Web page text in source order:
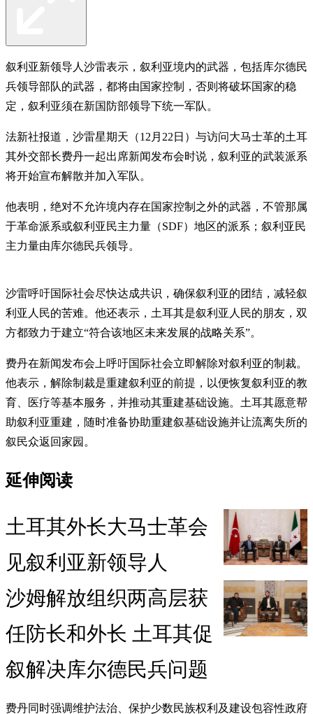
叙利亚新领导人沙雷表示，叙利亚境内的武器，包括库尔德民
兵领导部队的武器，都将由国家控制，否则将破坏国家的稳
定，叙利亚须在新国防部领导下统一军队。
法新社报道，沙雷星期天（12月22日）与访问大马士革的土耳
其外交部长费丹一起出席新闻发布会时说，叙利亚的武装派系
将开始宣布解散并加入军队。
他表明，绝对不允许境内存在国家控制之外的武器，不管那属
于革命派系或叙利亚民主力量（SDF）地区的派系；叙利亚民
主力量由库尔德民兵领导。
沙雷呼吁国际社会尽快达成共识，确保叙利亚的团结，减轻叙
利亚人民的苦难。他还表示，土耳其是叙利亚人民的朋友，双
方都致力于建立“符合该地区未来发展的战略关系”。
费丹在新闻发布会上呼吁国际社会立即解除对叙利亚的制裁。
他表示，解除制裁是重建叙利亚的前提，以便恢复叙利亚的教
育、医疗等基本服务，并推动其重建基础设施。土耳其愿意帮
助叙利亚重建，随时准备协助重建叙基础设施并让流离失所的
叙民众返回家园。
延伸阅读
土耳其外长大马士革会
见叙利亚新领导人
沙姆解放组织两高层获
任防长和外长 土耳其促
叙解决库尔德民兵问题
费丹同时强调维护法治、保护少数民族权利及建设包容性政府